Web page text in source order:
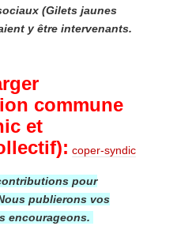
(Gilets jaunes
y être intervenants.
commune
et
coper-syndic
pour
publierons vos
encourageons.